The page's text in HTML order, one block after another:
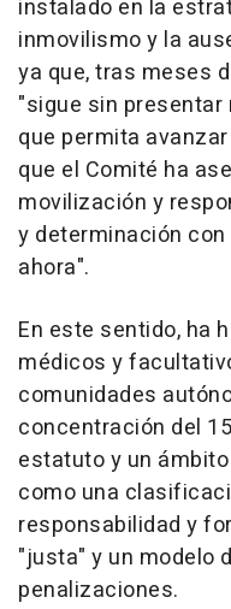
instalado en la
inmovilismo y la
ya que, tras meses
"sigue sin
que permita
que el Comité ha
movilización y
y determinación
ahora".
En este sentido, ha
médicos y
comunidades
concentración del
estatuto y un
como una
responsabilidad y
"justa" y un modelo
penalizaciones.